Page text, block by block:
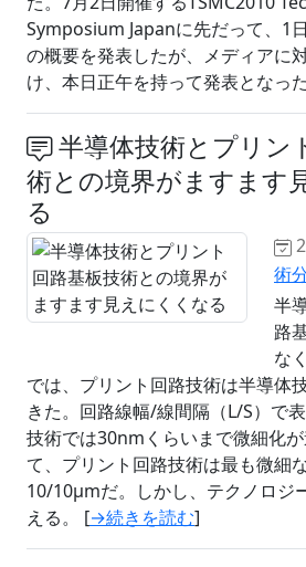
Symposium Japanに先だって、1
の概要を発表したが、メディアに
け、本日正午を持って発表となっ
半導体技術とプリン
術との境界がますます
る
術
半
路
な
では、プリント回路技術は半導体
きた。回路線幅/線間隔（L/S）で
技術では30nmくらいまで微細化
て、プリント回路技術は最も微細
10/10μmだ。しかし、テクノロジ
える。 [→続きを読む]